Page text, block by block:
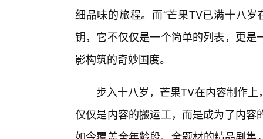
细品味的旅程。而“芒果TV已满十八
钥，它不仅仅是一个简单的列表，更
影构筑的奇妙国度。
步入十八岁，芒果TV在内容制作
仅仅是内容的搬运工，而是成为了内